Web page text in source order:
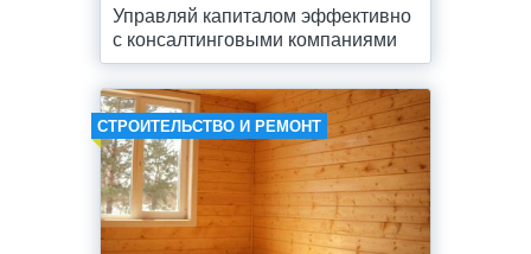
Управляй капиталом эффективно
с консалтинговыми компаниями
СТРОИТЕЛЬСТВО И РЕМОНТ